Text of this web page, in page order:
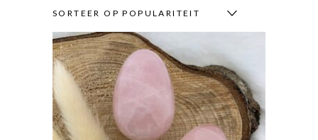
SORTEER OP POPULARITEIT
Dit